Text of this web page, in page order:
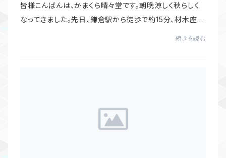
皆様こんばんは、かまくら晴々堂です。朝晩涼しく秋らしく
なってきました。先日、鎌倉駅から徒歩で約15分、材木座に
続きを読む